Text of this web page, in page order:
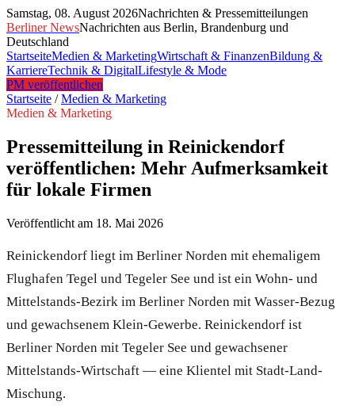
Samstag, 08. August 2026Nachrichten & Pressemitteilungen
Berliner NewsNachrichten aus Berlin, Brandenburg und
Deutschland
StartseiteMedien & MarketingWirtschaft & FinanzenBildung &
KarriereTechnik & DigitalLifestyle & Mode
PM veröffentlichen
Startseite /Medien & Marketing
Medien & Marketing
Pressemitteilung in Reinickendorf
veröffentlichen: Mehr Aufmerksamkeit
für lokale Firmen
Veröffentlicht am 18. Mai 2026
Reinickendorf liegt im Berliner Norden mit ehemaligem
Flughafen Tegel und Tegeler See und ist ein Wohn- und
Mittelstands-Bezirk im Berliner Norden mit Wasser-Bezug
und gewachsenem Klein-Gewerbe. Reinickendorf ist
Berliner Norden mit Tegeler See und gewachsener
Mittelstands-Wirtschaft — eine Klientel mit Stadt-Land-
Mischung.